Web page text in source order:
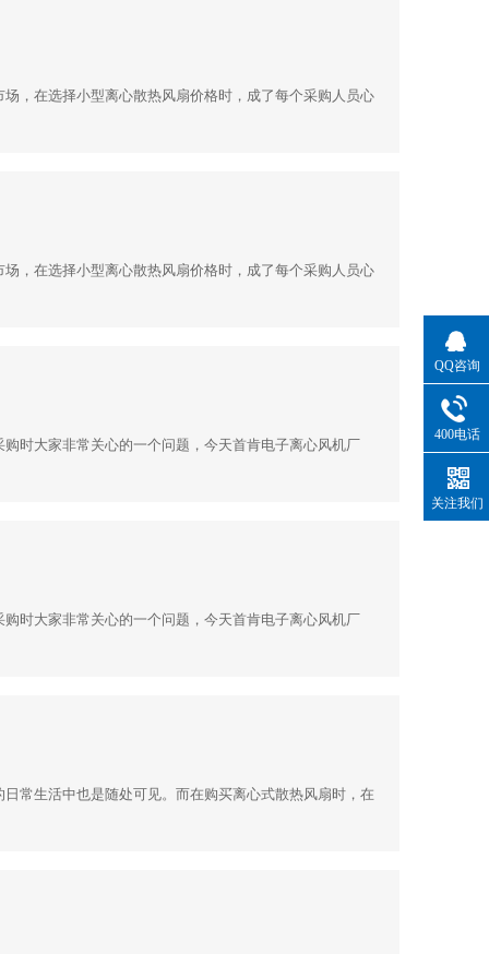
，在选择小型离心散热风扇价格时，成了每个采购人员心
，在选择小型离心散热风扇价格时，成了每个采购人员心
时大家非常关心的一个问题，今天首肯电子离心风机厂
时大家非常关心的一个问题，今天首肯电子离心风机厂
常生活中也是随处可见。而在购买离心式散热风扇时，在
QQ咨询
400电话
关注我们